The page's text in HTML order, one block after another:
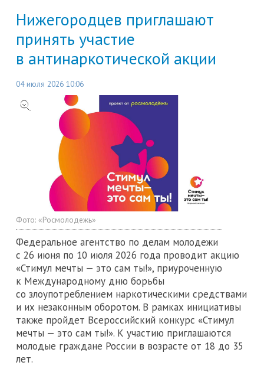
Нижегородцев приглашают
принять участие
в антинаркотической акции
04 июля 2026 10:06
Фото: «Росмолодежь»
Федеральное агентство по делам молодежи
с 26 июня по 10 июля 2026 года проводит акцию
«Стимул мечты — это сам ты!», приуроченную
к Международному дню борьбы
со злоупотреблением наркотическими средствами
и их незаконным оборотом. В рамках инициативы
также пройдет Всероссийский конкурс «Стимул
мечты — это сам ты!». К участию приглашаются
молодые граждане России в возрасте от 18 до 35
лет.